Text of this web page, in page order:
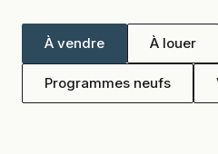
À vendre À louer
Programmes neufs